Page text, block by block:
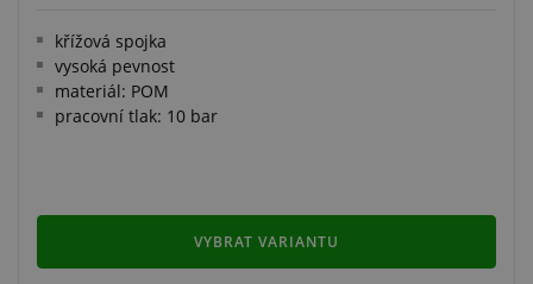
křížová spojka
vysoká pevnost
materiál: POM
pracovní tlak: 10 bar
VYBRAT VARIANTU